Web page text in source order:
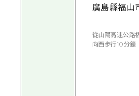
廣島縣福山
從山陽高速公路
向西步行10分鐘